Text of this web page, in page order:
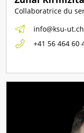
Collaboratrice du
info@ksu-ut.ch
+41 56 464 60